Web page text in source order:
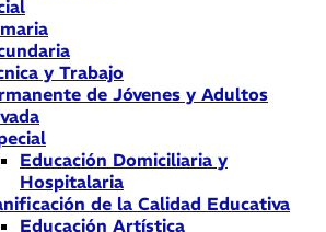
y Trabajo
de Jóvenes y Adultos
Educación Domiciliaria y
Hospitalaria
de la Calidad Educativa
Educación Artística